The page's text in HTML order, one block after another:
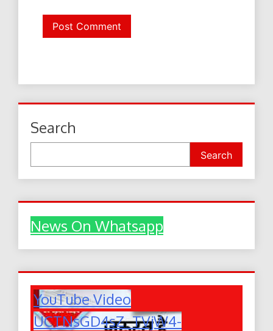
Search
Search
News On Whatsapp
YouTube Video
UCTNsGD4sZ_TVjW4-